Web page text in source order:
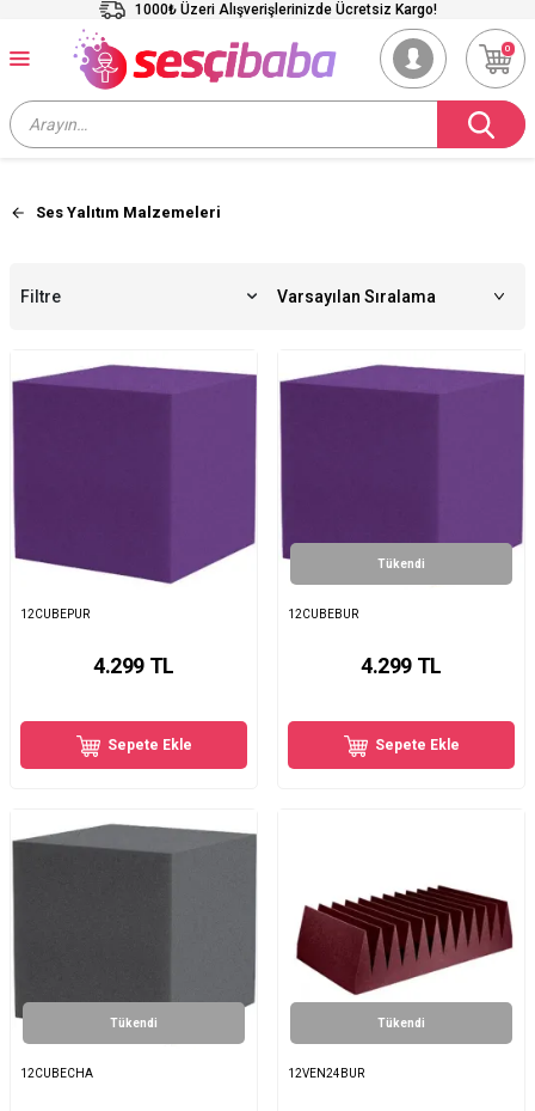
1000₺ Üzeri Alışverişlerinizde Ücretsiz Kargo!
0
Ses Yalıtım Malzemeleri
Filtre
12CUBEPUR
4.299 TL
Sepete Ekle
Tükendi
12CUBEBUR
4.299 TL
Sepete Ekle
Tükendi
12CUBECHA
Tükendi
12VEN24BUR